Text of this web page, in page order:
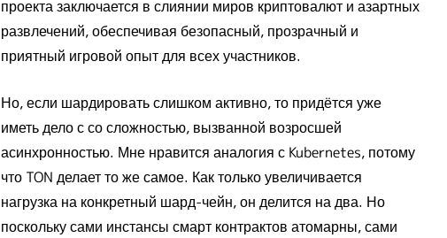
проекта заключается в слиянии миров криптовалют и азартных
развлечений, обеспечивая безопасный, прозрачный и
приятный игровой опыт для всех участников.
Но, если шардировать слишком активно, то придётся уже
иметь дело с со сложностью, вызванной возросшей
асинхронностью. Мне нравится аналогия с Kubernetes, потому
что TON делает то же самое. Как только увеличивается
нагрузка на конкретный шард-чейн, он делится на два. Но
поскольку сами инстансы смарт контрактов атомарны, сами